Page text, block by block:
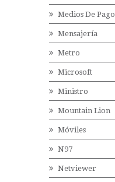
Medios De Pago
Mensajería
Metro
Microsoft
Ministro
Mountain Lion
Móviles
N97
Netviewer